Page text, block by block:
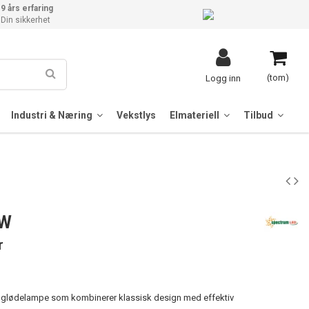
9 års erfaring
Din sikkerhet
(tom)
Logg inn
Industri & Næring Vekstlys Elmateriell Tilbud
glødelampe som kombinerer klassisk design med effektiv